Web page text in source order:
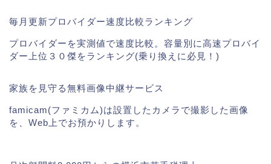
毎月更新プロバイダー速度比較ランキング
プロバイダーを実測値で速度比較。容量別に高速プロバイ
ダー上位３０傑をランキング(乗り換えに必見！)
家族を見守る無料画像中継サービス
famicam(ファミカム)は設置したカメラで撮影した画像
を、Web上でお預かりします。
掲載実績